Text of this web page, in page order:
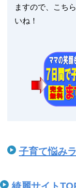
ますので、こち
いね！
子育て悩み